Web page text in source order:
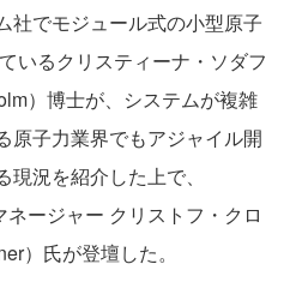
社でモジュール式の小型原子
いるクリスティーナ・ソダフ
）博士が、システムが複雑
原子力業界でもアジャイル開
況を紹介した上で、
ージャー クリストフ・クロ
）氏が登壇した。